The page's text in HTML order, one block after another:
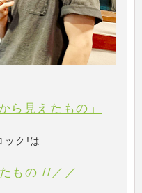
ら見えたもの」
ック!は…
もの //／／